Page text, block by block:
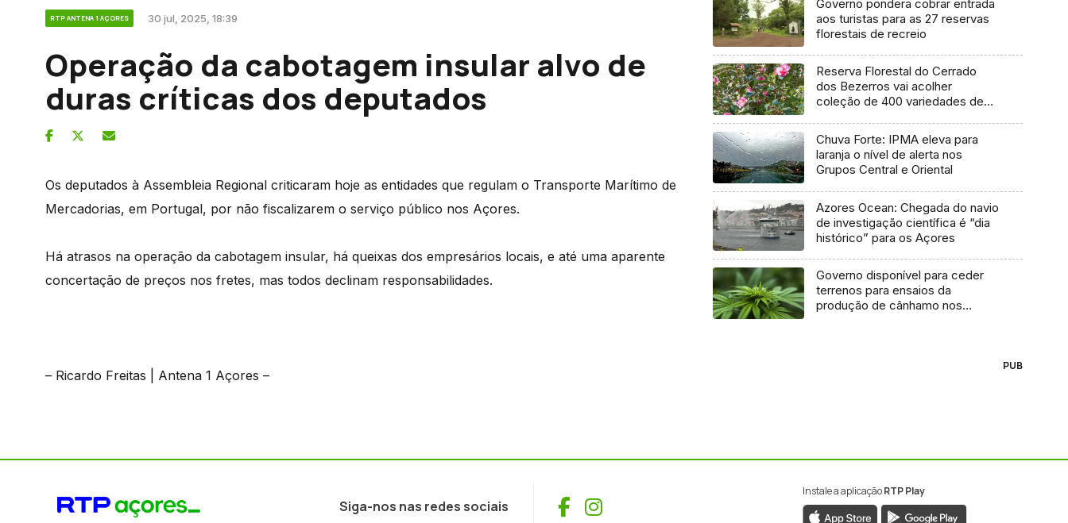
RTP ANTENA 1 AÇORES 30 jul, 2025, 18:39
Operação da cabotagem insular alvo de
duras críticas dos deputados
Os deputados à Assembleia Regional criticaram hoje as entidades que regulam o Transporte Marítimo de
Mercadorias, em Portugal, por não fiscalizarem o serviço público nos Açores.
Há atrasos na operação da cabotagem insular, há queixas dos empresários locais, e até uma aparente
concertação de preços nos fretes, mas todos declinam responsabilidades.
– Ricardo Freitas | Antena 1 Açores –
Governo pondera cobrar entrada
aos turistas para as 27 reservas
florestais de recreio
Reserva Florestal do Cerrado
dos Bezerros vai acolher
coleção de 400 variedades de
Chuva Forte: IPMA eleva para
laranja o nível de alerta nos
Grupos Central e Oriental
Azores Ocean: Chegada do navio
de investigação científica é “dia
histórico” para os Açores
Governo disponível para ceder
terrenos para ensaios da
produção de cânhamo nos
PUB
Siga-nos nas redes sociais Facebook
Instagram
Instale a aplicaçãoRTP Play